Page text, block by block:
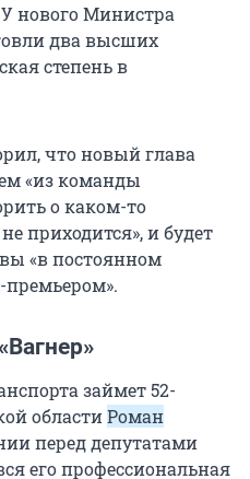
нового Министра
два высших
степень в
что новый глава
«из команды
о каком-то
приходится», и будет
«в постоянном
премьером».
займет 52-
областиРоман
перед депутатами
его профессиональная